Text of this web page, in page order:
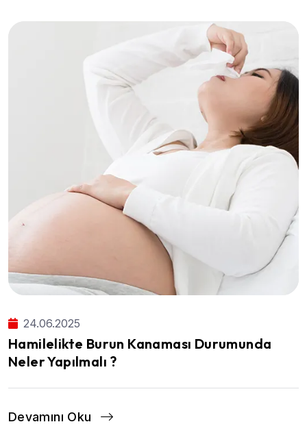
24.06.2025
Hamilelikte Burun Kanaması Durumunda
Neler Yapılmalı ?
Devamını Oku